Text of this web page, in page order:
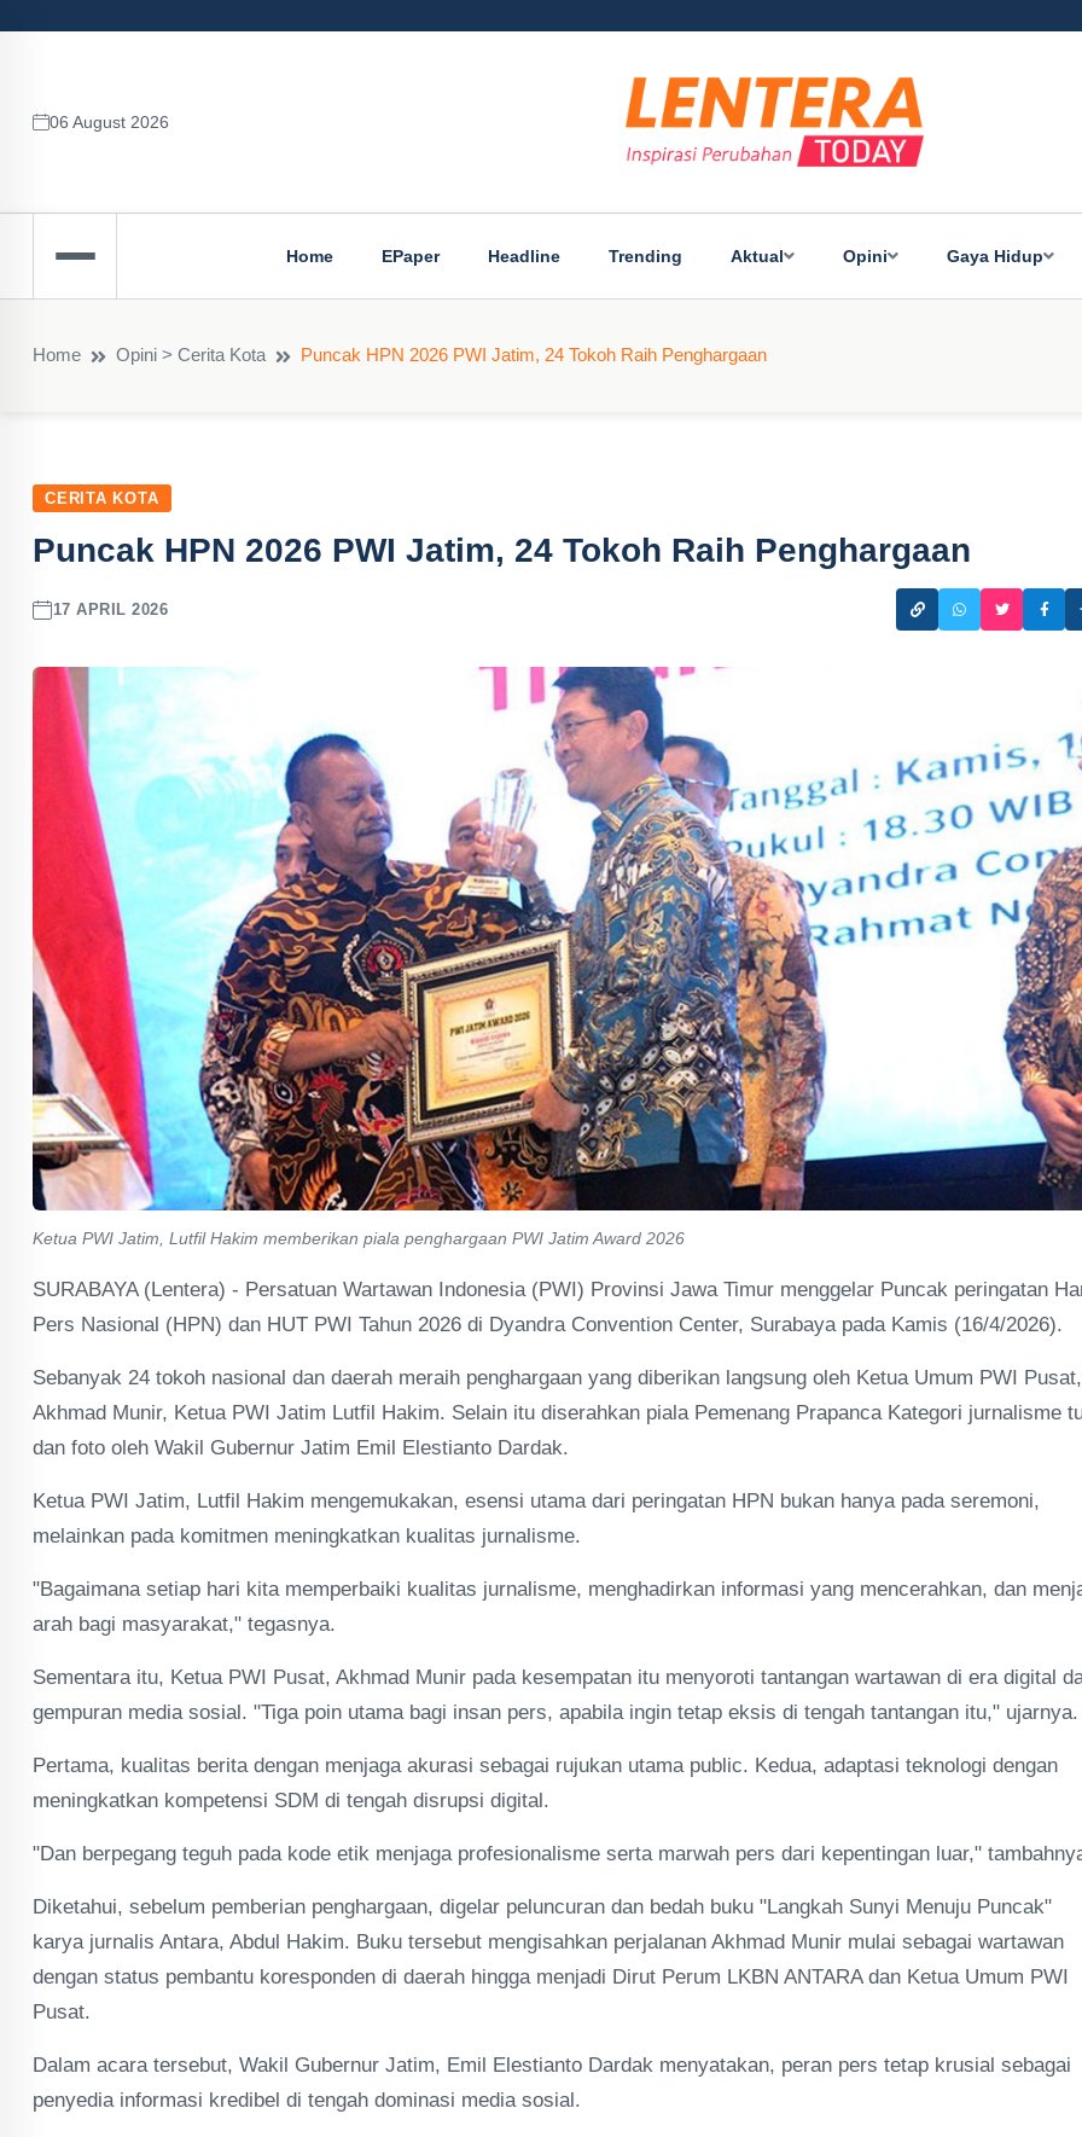
06 August 2026
Home EPaper Headline Trending Aktual Opini Gaya Hidup
Home Opini > Cerita Kota Puncak HPN 2026 PWI Jatim, 24 Tokoh Raih Penghargaan
CERITA KOTA
Puncak HPN 2026 PWI Jatim, 24 Tokoh Raih Penghargaan
17 APRIL 2026
Ketua PWI Jatim, Lutfil Hakim memberikan piala penghargaan PWI Jatim Award 2026
SURABAYA (Lentera) - Persatuan Wartawan Indonesia (PWI) Provinsi Jawa Timur menggelar Puncak peringatan
Pers Nasional (HPN) dan HUT PWI Tahun 2026 di Dyandra Convention Center, Surabaya pada Kamis (16/4/2026).
Sebanyak 24 tokoh nasional dan daerah meraih penghargaan yang diberikan langsung oleh Ketua Umum PWI Pusat,
Akhmad Munir, Ketua PWI Jatim Lutfil Hakim. Selain itu diserahkan piala Pemenang Prapanca Kategori jurnalisme
dan foto oleh Wakil Gubernur Jatim Emil Elestianto Dardak.
Ketua PWI Jatim, Lutfil Hakim mengemukakan, esensi utama dari peringatan HPN bukan hanya pada seremoni,
melainkan pada komitmen meningkatkan kualitas jurnalisme.
"Bagaimana setiap hari kita memperbaiki kualitas jurnalisme, menghadirkan informasi yang mencerahkan, dan
arah bagi masyarakat," tegasnya.
Sementara itu, Ketua PWI Pusat, Akhmad Munir pada kesempatan itu menyoroti tantangan wartawan di era digital
gempuran media sosial. "Tiga poin utama bagi insan pers, apabila ingin tetap eksis di tengah tantangan itu," ujarnya.
Pertama, kualitas berita dengan menjaga akurasi sebagai rujukan utama public. Kedua, adaptasi teknologi dengan
meningkatkan kompetensi SDM di tengah disrupsi digital.
"Dan berpegang teguh pada kode etik menjaga profesionalisme serta marwah pers dari kepentingan luar,"
Diketahui, sebelum pemberian penghargaan, digelar peluncuran dan bedah buku "Langkah Sunyi Menuju Puncak"
karya jurnalis Antara, Abdul Hakim. Buku tersebut mengisahkan perjalanan Akhmad Munir mulai sebagai wartawan
dengan status pembantu koresponden di daerah hingga menjadi Dirut Perum LKBN ANTARA dan Ketua Umum PWI
Pusat.
Dalam acara tersebut, Wakil Gubernur Jatim, Emil Elestianto Dardak menyatakan, peran pers tetap krusial sebagai
penyedia informasi kredibel di tengah dominasi media sosial.